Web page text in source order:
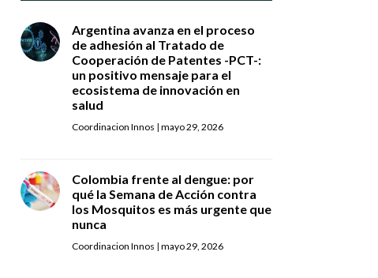
Argentina avanza en el proceso
de adhesión al Tratado de
Cooperación de Patentes -PCT-:
un positivo mensaje para el
ecosistema de innovación en
salud
Coordinacion Innos | mayo 29, 2026
Colombia frente al dengue: por
qué la Semana de Acción contra
los Mosquitos es más urgente que
nunca
Coordinacion Innos | mayo 29, 2026